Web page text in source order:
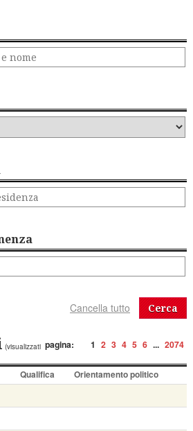
Cerca
pagina: 1 2 3 4 5 6 ... 2074
(visualizzati
Qualifica Orientamento politico